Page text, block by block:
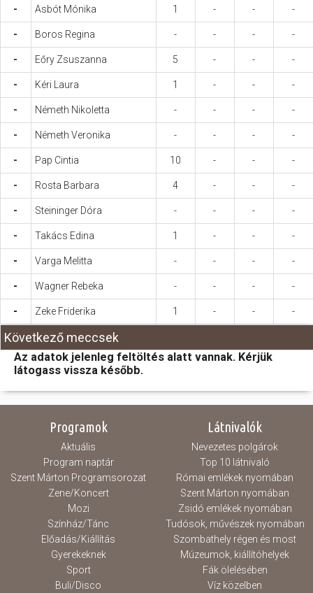
- Asbót Mónika 1 - - -
- Boros Regina - - - -
- Eőry Zsuszanna 5 - - -
- Kéri Laura 1 - - -
- Németh Nikoletta - - - -
- Németh Veronika - - - -
- Pap Cintia 10 - - -
- Rosta Barbara 4 - - -
- Steininger Dóra - - - -
- Takács Edina 1 - - -
- Varga Melitta - - - -
- Wagner Rebeka - - - -
- Zeke Friderika 1 - - -
Következő meccsek
Az adatok jelenleg feltöltés alatt vannak. Kérjük
látogass vissza később.
Programok
Aktuális
Program naptár
Szent Márton Programsorozat
Zene/Koncert
Mozi
Színház/Tánc
Előadás/Kiállítás
Gyerekeknek
Sport
Buli/Disco
Látnivalók
Nevezetes polgárok
Top 10 látnivaló
Római emlékek nyomában
Szent Márton nyomában
Zsidó emlékek nyomában
Tudósok, művészek nyomában
Szombathely régen és most
Múzeumok, kiállítóhelyek
Fák ölelésében
Víz közelben